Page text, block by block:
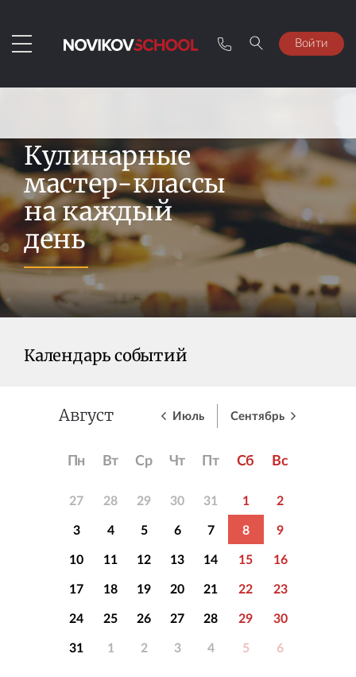
Войти
Кулинарные
мастер-классы
на каждый
день
Календарь событий
Август Июль Сентябрь
Пн Вт Ср Чт Пт Сб Вс
27 28 29 30 31 1
2
3
4 5 6 7 8
9
10
11 12 13 14 15
16
17
18 19 20 21 22
23
24
25 26 27 28 29
30
31
1 2 3 4 5 6